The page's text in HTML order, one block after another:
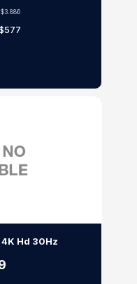
$3.886
Hd 30Hz